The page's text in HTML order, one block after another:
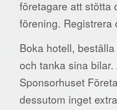
företagare att stötta
förening. Registrera
Boka hotell,
och tanka sina
Sponsorhuset
dessutom inget